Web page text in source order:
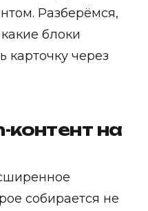
Разберёмся,
блоки
карточку через
контент на
собирается не